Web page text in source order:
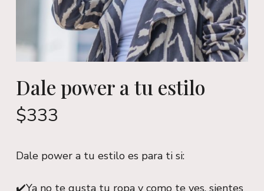
Dale power a tu estilo
$333
Dale power a tu estilo es para ti si: